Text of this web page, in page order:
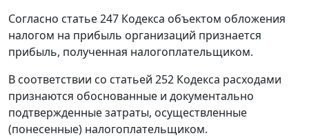
Согласно статье 247 Кодекса объектом обложения
налогом на прибыль организаций признается
прибыль, полученная налогоплательщиком.
В соответствии со статьей 252 Кодекса расходами
признаются обоснованные и документально
подтвержденные затраты, осуществленные
(понесенные) налогоплательщиком.